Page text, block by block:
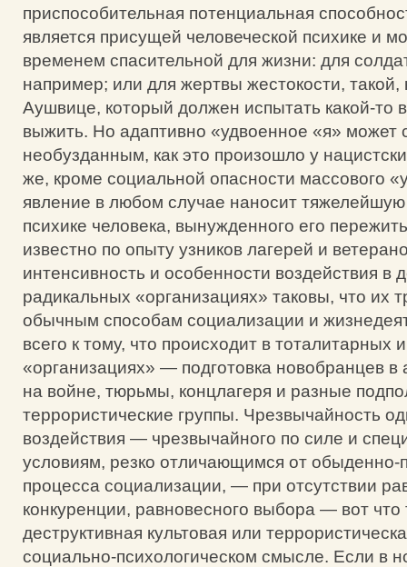
приспособительная потенциальная
является присущей человеческой психике и
временем спасительной для жизни: для
например; или для жертвы жестокости, такой,
Аушвице, который должен испытать какой-то
выжить. Но адаптивно «удвоенное «я» может
необузданным, как это произошло у
же, кроме социальной опасности массового
явление в любом случае наносит
психике человека, вынужденного его
известно по опыту узников лагерей и
интенсивность и особенности воздействия в
радикальных «организациях» таковы, что их
обычным способам социализации и
всего к тому, что происходит в тоталитарных
«организациях» — подготовка новобранцев
на войне, тюрьмы, концлагеря и разные
террористические группы. Чрезвычайность
воздействия — чрезвычайного по силе и
условиям, резко отличающимся от обыденно-
процесса социализации, — при отсутствии
конкуренции, равновесного выбора — вот что
деструктивная культовая или
социально-психологическом смысле. Если в